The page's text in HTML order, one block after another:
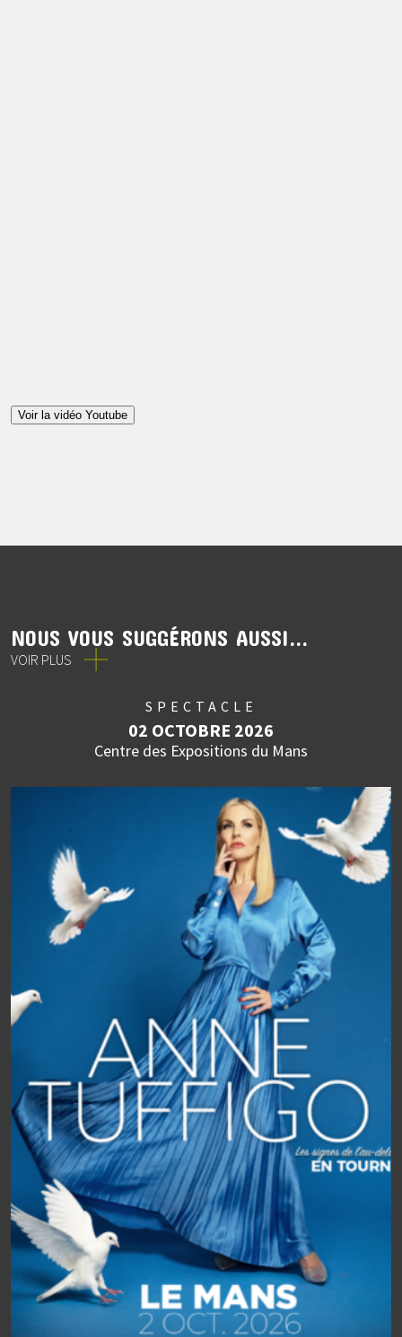
Voir la vidéo Youtube
NOUS VOUS SUGGÉRONS AUSSI...
VOIR PLUS
SPECTACLE
02 OCTOBRE 2026
Centre des Expositions du Mans